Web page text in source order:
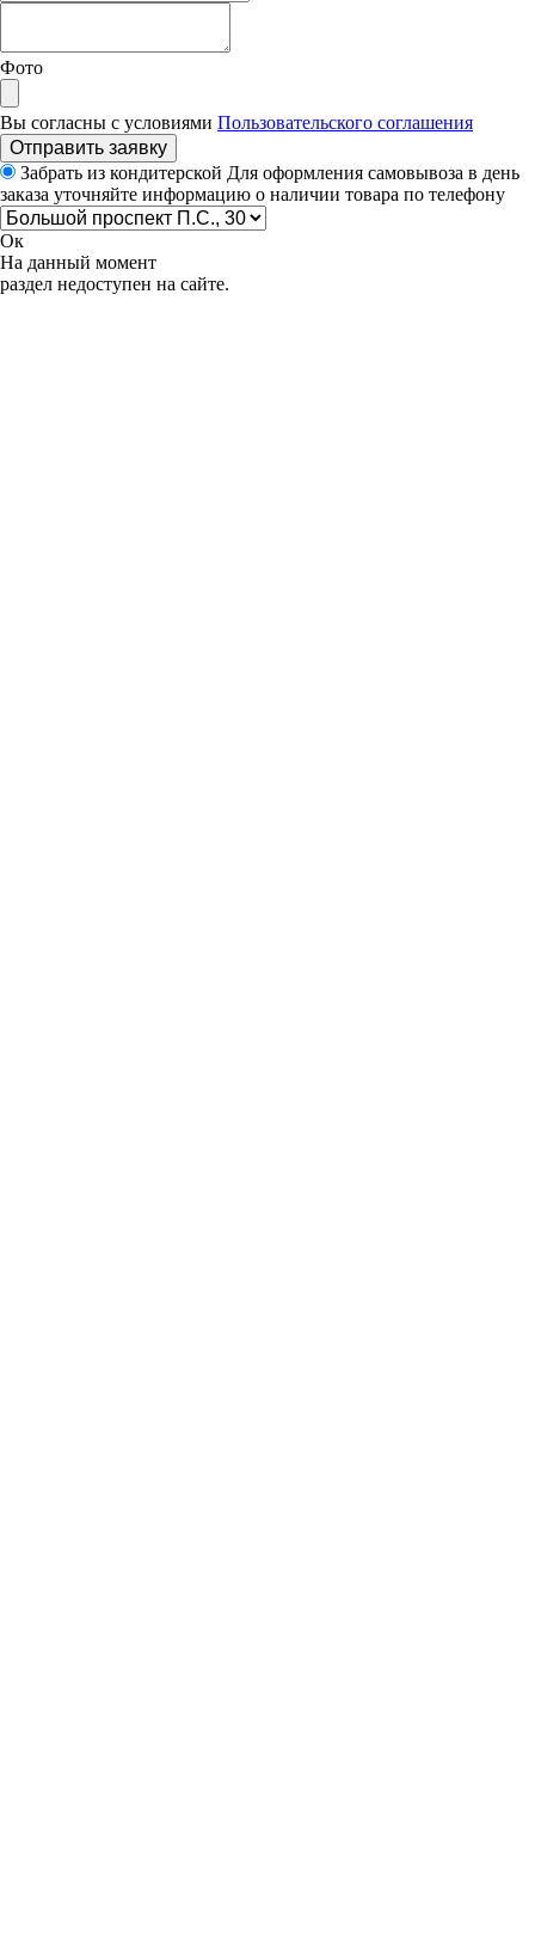
Фото
Вы согласны с условиями Пользовательского соглашения
Отправить заявку
Забрать из кондитерской Для оформления самовывоза в день
заказа уточняйте информацию о наличии товара по телефону
Ок
На данный момент
раздел недоступен на сайте.